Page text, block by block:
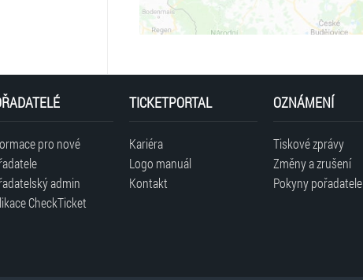
pro nové
admin
CheckTicket
TICKETPORTAL
Kariéra
Logo manuál
Kontakt
OZNÁMENÍ
Tiskové zprávy
Změny a zrušení
Pokyny pořadatele